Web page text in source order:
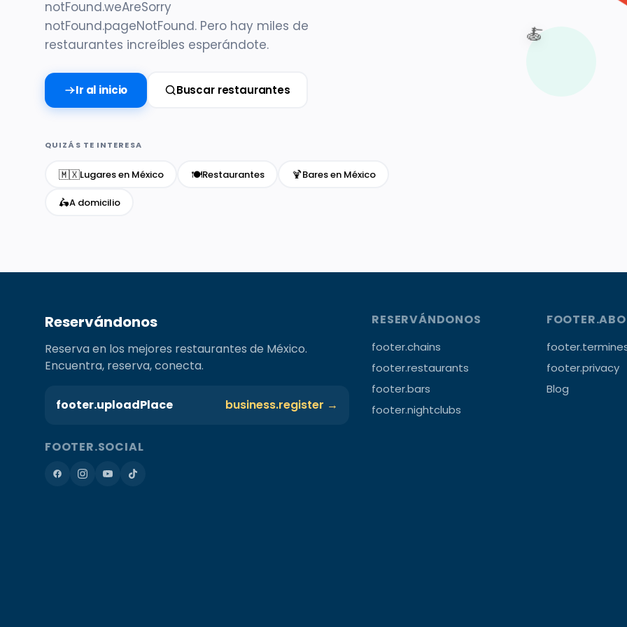
notFound.weAreSorry
notFound.pageNotFound. Pero hay miles de
restaurantes increíbles esperándote.
Ir al inicio Buscar restaurantes
QUIZÁS TE INTERESA
🇲🇽Lugares en México 🍽️Restaurantes 🍹Bares en México
🛵A domicilio
🍝
Reservándonos
Reserva en los mejores restaurantes de México.
Encuentra, reserva, conecta.
footer.uploadPlace business.register →
FOOTER.SOCIAL
RESERVÁNDONOS
footer.chains
footer.restaurants
footer.bars
footer.nightclubs
footer.privacy
Blog